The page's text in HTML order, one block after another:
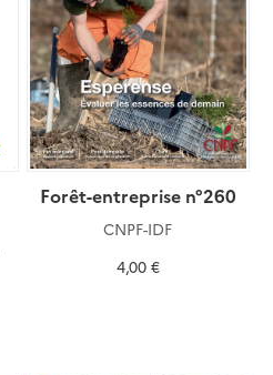
Forêt-entreprise n°260
CNPF-IDF
4,00 €